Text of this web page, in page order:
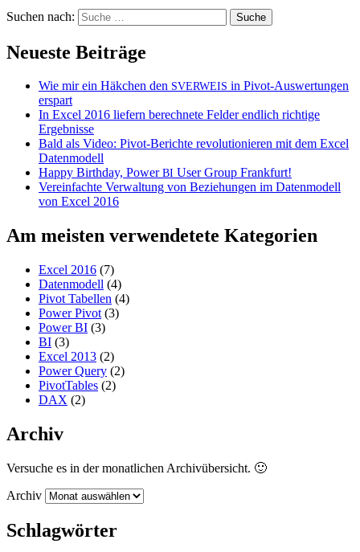
Suchen nach:
Neueste Beiträge
Wie mir ein Häkchen den SVERWEIS in Pivot-Auswertungen
erspart
In Excel 2016 liefern berechnete Felder endlich richtige
Ergebnisse
Bald als Video: Pivot-Berichte revolutionieren mit dem Excel
Datenmodell
Happy Birthday, PowerBI User Group Frankfurt!
Vereinfachte Verwaltung von Beziehungen im Datenmodell
von Excel 2016
Am meisten verwendetete Kategorien
Excel 2016 (7)
Datenmodell (4)
Pivot Tabellen (4)
Power Pivot (3)
Power BI (3)
BI (3)
Excel 2013 (2)
Power Query (2)
PivotTables (2)
DAX (2)
Archiv
Versuche es in der monatlichen Archivübersicht. 🙂
Archiv
Schlagwörter